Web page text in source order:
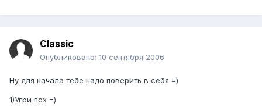
Classic
Опубликовано: 10 сентября 2006
Ну для начала тебе надо поверить в себя =)
1)Угри пох =)